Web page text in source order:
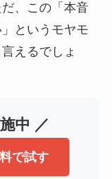
、この「本音
というモヤモ
えるでしょ
中 ／
で試す